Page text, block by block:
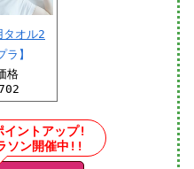
タオル2
ラ】
格
イントアップ!
ソン開催中!!